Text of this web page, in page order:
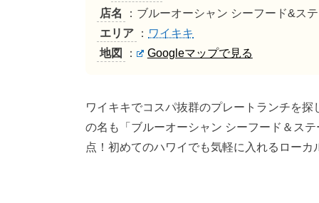
店名
：ブルーオーシャン シーフード&ス
エリア
： ワイキキ
地図
： Googleマップで見る
ワイキキでコスパ抜群のプレートランチを
の名も「ブルーオーシャン シーフード＆ス
点！初めてのハワイでも気軽に入れるローカ